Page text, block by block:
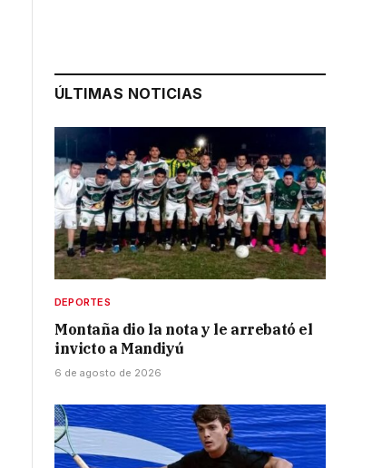
ÚLTIMAS NOTICIAS
DEPORTES
Montaña dio la nota y le arrebató el
invicto a Mandiyú
6 de agosto de 2026